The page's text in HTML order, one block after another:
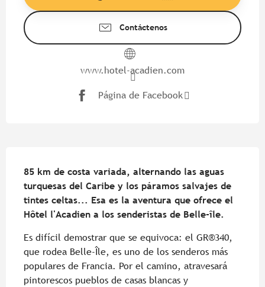
Contáctenos
www.hotel-acadien.com
Página de Facebook
85 km de costa variada, alternando las aguas
turquesas del Caribe y los páramos salvajes de
tintes celtas... Esa es la aventura que ofrece el
Hôtel l'Acadien a los senderistas de Belle-île.
Es difícil demostrar que se equivoca: el GR®340,
que rodea Belle-Île, es uno de los senderos más
populares de Francia. Por el camino, atravesará
pintorescos pueblos de casas blancas y